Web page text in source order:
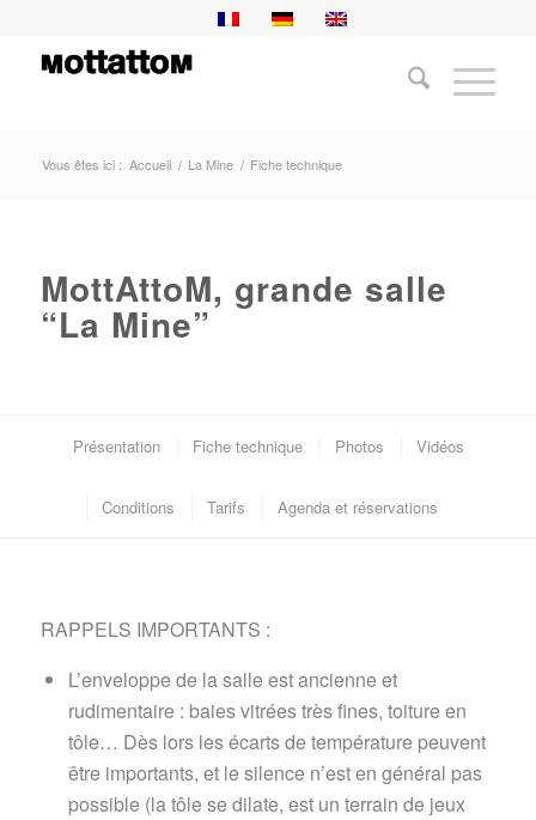
Vous êtes ici : Accueil / La Mine / Fiche technique
MottAttoM, grande salle
“La Mine”
Présentation Fiche technique Photos Vidéos
Conditions Tarifs Agenda et réservations
RAPPELS IMPORTANTS :
L’enveloppe de la salle est ancienne et
rudimentaire : baies vitrées très fines, toiture en
tôle… Dès lors les écarts de température peuvent
être importants, et le silence n’est en général pas
possible (la tôle se dilate, est un terrain de jeux